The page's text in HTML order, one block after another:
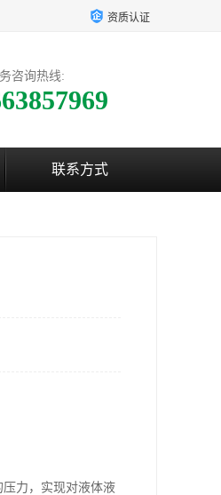
资质认证
咨询热线:
联系方式
力，实现对液体液